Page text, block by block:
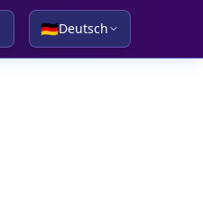
🇩🇪Deutsch